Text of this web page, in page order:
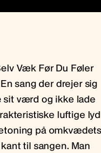
Væk Før Du Føler
sang der drejer sig
sit værd og ikke lade
luftige lyd
på omkvædets
til sangen. Man